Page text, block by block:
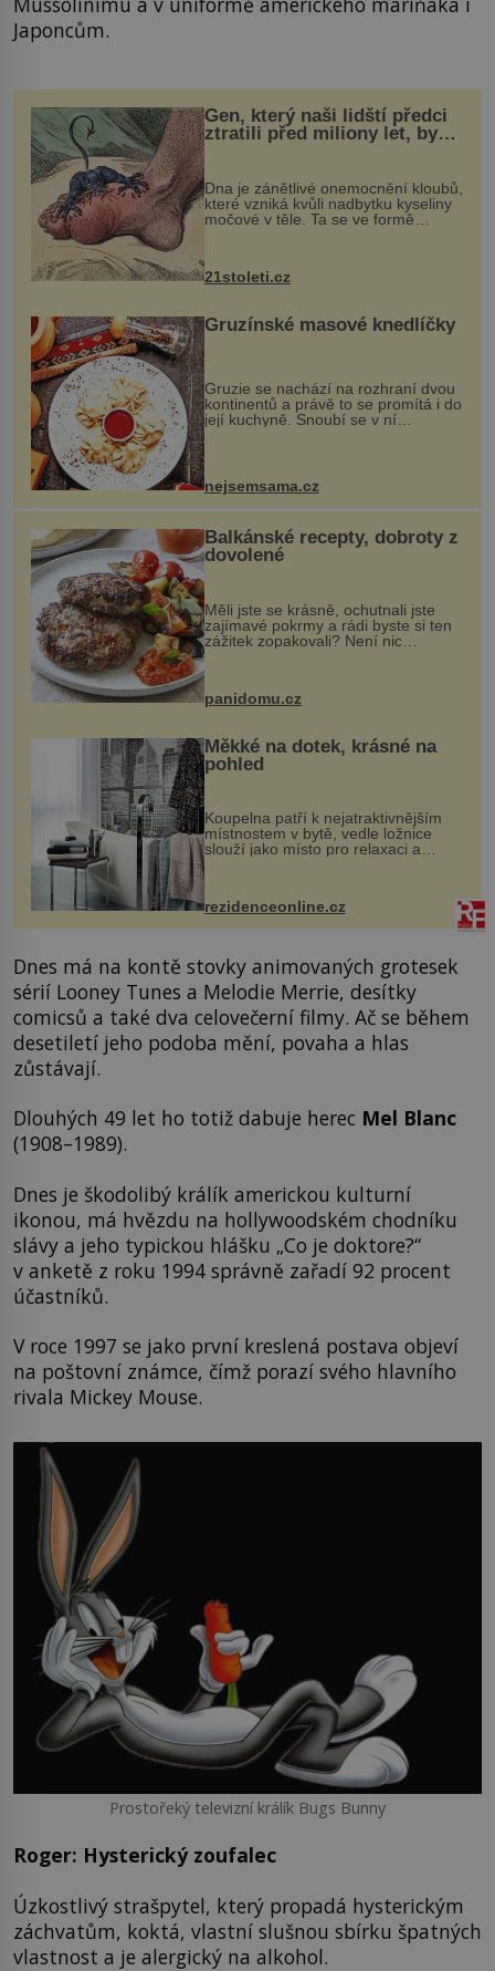
Japoncům.
Gen, který naši lidští předci
ztratili před miliony let, by
mohl pomoci s léčbou
„nemoci králů“
Dna je zánětlivé onemocnění kloubů,
které vzniká kvůli nadbytku kyseliny
močové v těle. Ta se ve formě
nohou, a způsobuje bole...
21stoleti.cz
Gruzínské masové knedlíčky
Gruzie se nachází na rozhraní dvou
kontinentů a právě to se promítá i do
její kuchyně. Snoubí se v ní
evropské a asijské chutě a díky tomu
pokrmy, které rozhodně st...
nejsemsama.cz
Balkánské recepty, dobroty z
dovolené
Měli jste se krásně, ochutnali jste
zajímavé pokrmy a rádi byste si ten
zážitek zopakovali? Není nic
snazšího. Pljeskavica (10 porcí)
Možná jste ji ochutnali na dovolené v
panidomu.cz
Měkké na dotek, krásné na
pohled
Koupelna patří k nejatraktivnějším
místnostem v bytě, vedle ložnice
slouží jako místo pro relaxaci a
odpočinek. Koupelnový textil –
ručníky, osušky a koberečky –
proutku...
rezidenceonline.cz
Dnes má na kontě stovky animovaných grotesek
sérií Looney Tunes a Melodie Merrie, desítky
comicsů a také dva celovečerní filmy. Ač se během
desetiletí jeho podoba mění, povaha a hlas
zůstávají.
Dlouhých 49 let ho totiž dabuje herec Mel Blanc
(1908–1989).
Dnes je škodolibý králík americkou kulturní
ikonou, má hvězdu na hollywoodském chodníku
slávy a jeho typickou hlášku „Co je doktore?“
v anketě z roku 1994 správně zařadí 92 procent
účastníků.
V roce 1997 se jako první kreslená postava objeví
na poštovní známce, čímž porazí svého hlavního
rivala Mickey Mouse.
Prostořeký televizní králík Bugs Bunny
Roger: Hysterický zoufalec
Úzkostlivý strašpytel, který propadá hysterickým
záchvatům, koktá, vlastní slušnou sbírku špatných
vlastnost a je alergický na alkohol.